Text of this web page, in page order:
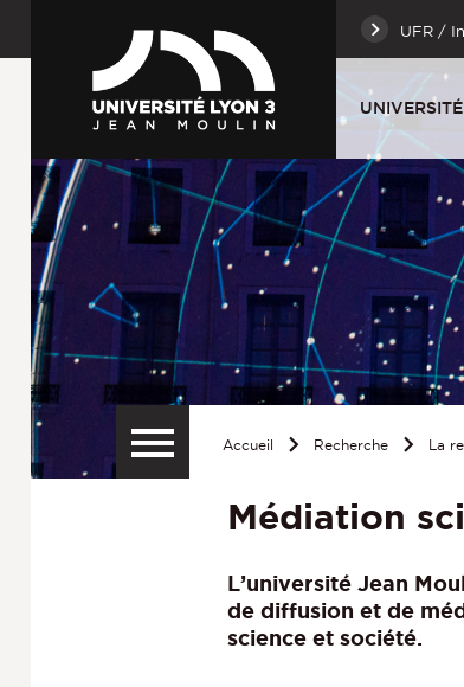
UFR /
UNIVERSITÉ
Accueil Recherche La
Médiation
L’université Jean
de diffusion et de
science et société.